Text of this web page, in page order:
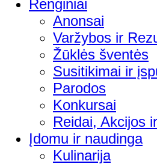
Renginiai
Anonsai
Varžybos ir
Žūklės šventės
Susitikimai ir
Parodos
Konkursai
Reidai, Akcijos
Įdomu ir naudinga
Kulinarija